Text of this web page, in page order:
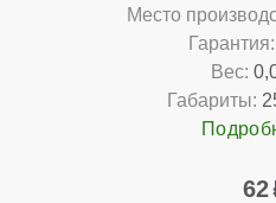
Место
Гарантия:
Вес:
Габариты:
62